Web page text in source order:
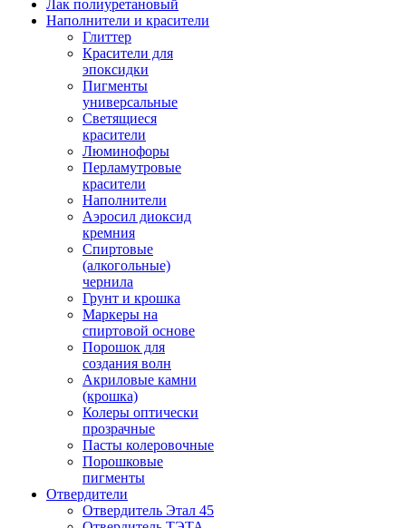
Лак полиуретановый
Наполнители и красители
Глиттер
Красители для
эпоксидки
Пигменты
универсальные
Светящиеся
красители
Люминофоры
Перламутровые
красители
Наполнители
Аэросил диоксид
кремния
Спиртовые
(алкогольные)
чернила
Грунт и крошка
Маркеры на
спиртовой основе
Порошок для
создания волн
Акриловые камни
(крошка)
Колеры оптически
прозрачные
Пасты колеровочные
Порошковые
пигменты
Отвердители
Отвердитель Этал 45